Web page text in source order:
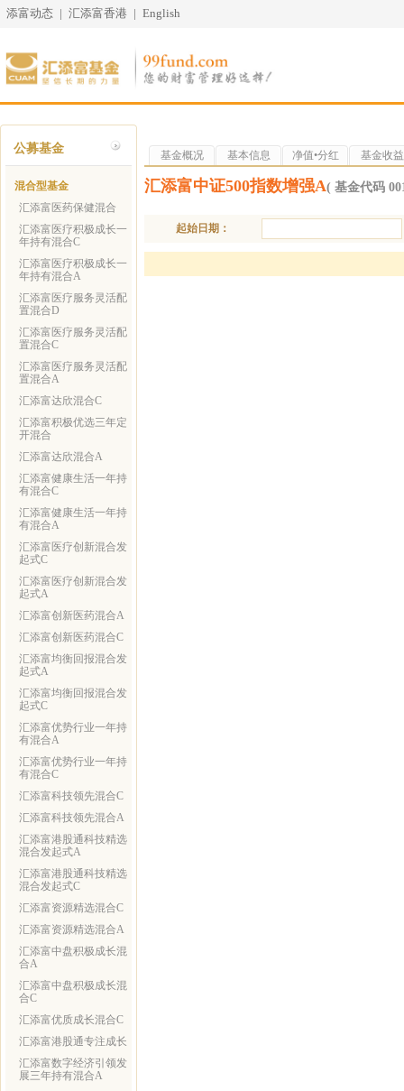
添富动态 | 汇添富香港 | English
公募基金
混合型基金
汇添富医药保健混合
汇添富医疗积极成长一
年持有混合C
汇添富医疗积极成长一
年持有混合A
汇添富医疗服务灵活配
置混合D
汇添富医疗服务灵活配
置混合C
汇添富医疗服务灵活配
置混合A
汇添富达欣混合C
汇添富积极优选三年定
开混合
汇添富达欣混合A
汇添富健康生活一年持
有混合C
汇添富健康生活一年持
有混合A
汇添富医疗创新混合发
起式C
汇添富医疗创新混合发
起式A
汇添富创新医药混合A
汇添富创新医药混合C
汇添富均衡回报混合发
起式A
汇添富均衡回报混合发
起式C
汇添富优势行业一年持
有混合A
汇添富优势行业一年持
有混合C
汇添富科技领先混合C
汇添富科技领先混合A
汇添富港股通科技精选
混合发起式A
汇添富港股通科技精选
混合发起式C
汇添富资源精选混合C
汇添富资源精选混合A
汇添富中盘积极成长混
合A
汇添富中盘积极成长混
合C
汇添富优质成长混合C
汇添富港股通专注成长
汇添富数字经济引领发
展三年持有混合A
基金概况 基本信息 净值•分红 基金收益
汇添富中证500指数增强A( 基金代码
起始日期：